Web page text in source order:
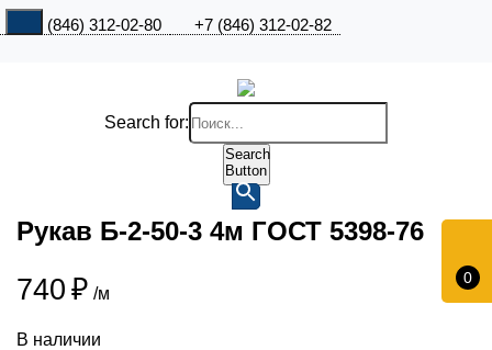
+7 (846) 312-02-80 +7 (846) 312-02-82
0
Search for:
Search
Button
Рукав Б-2-50-3 4м ГОСТ 5398-76
740 ₽ /м
В наличии